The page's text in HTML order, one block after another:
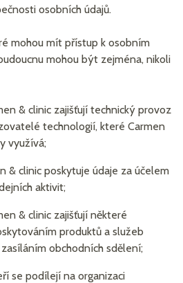
osobních údajů.
mohou mít přístup k osobním
mohou být zejména, nikoli
& clinic zajišťují technický provoz
technologií, které Carmen
využívá;
& clinic poskytuje údaje za účelem
aktivit;
& clinic zajišťují některé
produktů a služeb
obchodních sdělení;
se podílejí na organizaci